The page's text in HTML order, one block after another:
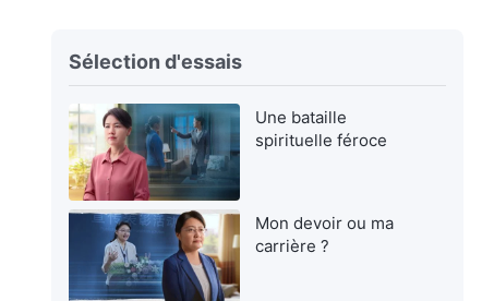
Sélection d'essais
Une bataille
spirituelle féroce
Mon devoir ou ma
carrière ?